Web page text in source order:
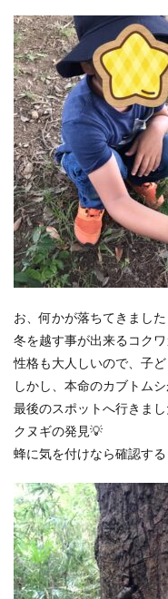
お、何かが落ちてきました
冬を越す事が出来るコクワ
性格も大人しいので、子
しかし、本命のカブトム
最後のスポットへ行きまし
クヌギの発見💡
蜂に気を付けなら確認する